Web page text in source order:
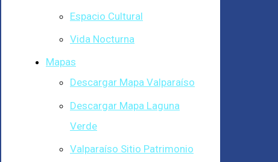
Espacio Cultural
Vida Nocturna
Mapas
Descargar Mapa Valparaíso
Descargar Mapa Laguna
Verde
Valparaíso Sitio Patrimonio